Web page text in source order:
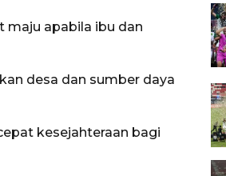
maju apabila ibu dan
desa dan sumber daya
kesejahteraan bagi